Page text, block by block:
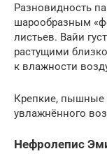
Разновидность
шарообразным
листьев. Вайи
растущими близко
к влажности
Крепкие, пышные
увлажнённого
Нефролепис